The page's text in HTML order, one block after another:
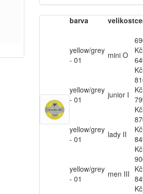
barva velikost
yellow/grey
- 01
mini O
Kč
Kč
yellow/grey
- 01
junior I
Kč
Kč
yellow/grey
- 01
lady II
Kč
Kč
yellow/grey
- 01
men III Kč
Kč